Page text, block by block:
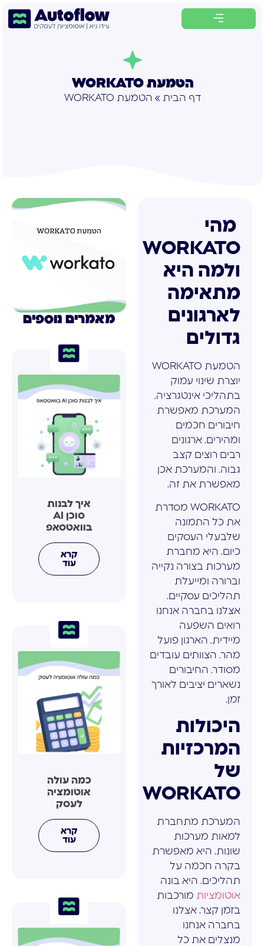
לתוכן
הטמעת WORKATO
דף הבית » הטמעת WORKATO
מהי
WORKATO
ולמה היא
מתאימה
לארגונים
גדולים
הטמעת WORKATO
יוצרת שינוי עמוק
בתהליכי אינטגרציה.
המערכת מאפשרת
חיבורים חכמים
ומהירים. ארגונים
רבים רוצים קצב
גבוה. והמערכת אכן
מאפשרת את זה.
WORKATO מסדרת
את כל התמונה
שלבעלי העסקים
כיום. היא מחברת
מערכות בצורה נקייה
וברורה ומייעלת
תהליכים עסקיים.
אצלנו בחברה אנחנו
רואים השפעה
מיידית. הארגון פועל
מהר. הצוותים עובדים
מסודר. החיבורים
נשארים יציבים לאורך
זמן.
היכולות
המרכזיות
של
WORKATO
המערכת מתחברת
למאות מערכות
שונות. היא מאפשרת
בקרה חכמה על
תהליכים. היא בונה
אוטומציות מורכבות
בזמן קצר. אצלנו
בחברה אנחנו
מנצלים את כל
מאמרים נוספים
איך לבנות
סוכן AI
בוואטסאפ
קרא
עוד
כמה עולה
אוטומציה
לעסק
קרא
עוד